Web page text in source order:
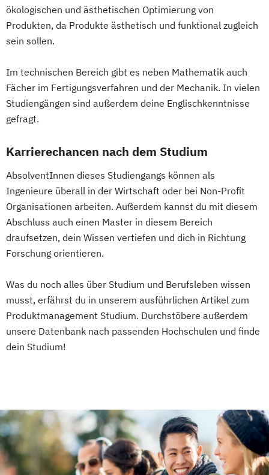
Strategisches Marketing &
Kampagnenmanagement
Sustainable Finance & Digital
Transformation (EN)
Training & Sport
Wirtschaftsberatung
Wirtschaftsingenieur
Wirtschaftskriminalität & Cyber Crime
Lebensmitteltechnologie und Ernährung
Leichtbau und Composite-Werkstoffe
Lightweight and Materials Engineering
Managing Nonprofit and Public Services
Marketing und Digital Business
Mechatronik/Wirtschaft
Medizin- und Bioinformatik
Medizintechnik
Mobile Computing
Operations Management
Produktdesign und Technische
Kommunikation
Prozessmanagement und Business
Intelligence
Smart Engineering
Smart Production und Management
Software Engineering
Sustainable Solutions
Verfahrenstechnische Produktion
Werkstoffwissenschaften und
Fertigungstechnik
ökologischen und ästhetischen Optimierung von
Produkten, da Produkte ästhetisch und funktional zugleich
sein sollen.
Im technischen Bereich gibt es neben Mathematik auch
Fächer im Fertigungsverfahren und der Mechanik. In vielen
Studiengängen sind außerdem deine Englischkenntnisse
gefragt.
Karrierechancen nach dem Studium
AbsolventInnen dieses Studiengangs können als
Ingenieure überall in der Wirtschaft oder bei Non-Profit
Organisationen arbeiten. Außerdem kannst du mit diesem
Abschluss auch einen Master in diesem Bereich
draufsetzen, dein Wissen vertiefen und dich in Richtung
Forschung orientieren.
Was du noch alles über Studium und Berufsleben wissen
musst, erfährst du in unserem ausführlichen Artikel zum
Produktmanagement Studium. Durchstöbere außerdem
unsere Datenbank nach passenden Hochschulen und finde
dein Studium!